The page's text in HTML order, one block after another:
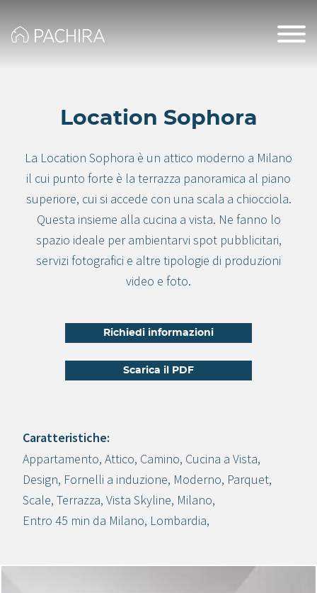
Location Sophora
La Location Sophora è un attico moderno a Milano
il cui punto forte è la terrazza panoramica al piano
superiore, cui si accede con una scala a chiocciola.
Questa insieme alla cucina a vista. Ne fanno lo
spazio ideale per ambientarvi spot pubblicitari,
servizi fotografici e altre tipologie di produzioni
video e foto.
Richiedi informazioni
Scarica il PDF
Crea progetto
Caratteristiche:
Appartamento, Attico, Camino, Cucina a Vista,
Design, Fornelli a induzione, Moderno, Parquet,
Scale, Terrazza, Vista Skyline, Milano,
Entro 45 min da Milano, Lombardia,